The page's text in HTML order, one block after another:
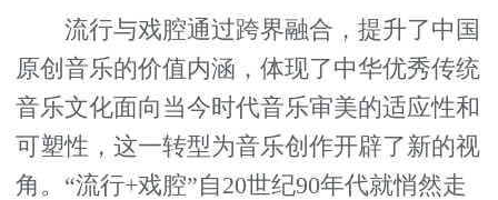
流行与戏腔通过跨界融合，提升了中国
原创音乐的价值内涵，体现了中华优秀传统
音乐文化面向当今时代音乐审美的适应性和
可塑性，这一转型为音乐创作开辟了新的视
角。“流行+戏腔”自20世纪90年代就悄然走